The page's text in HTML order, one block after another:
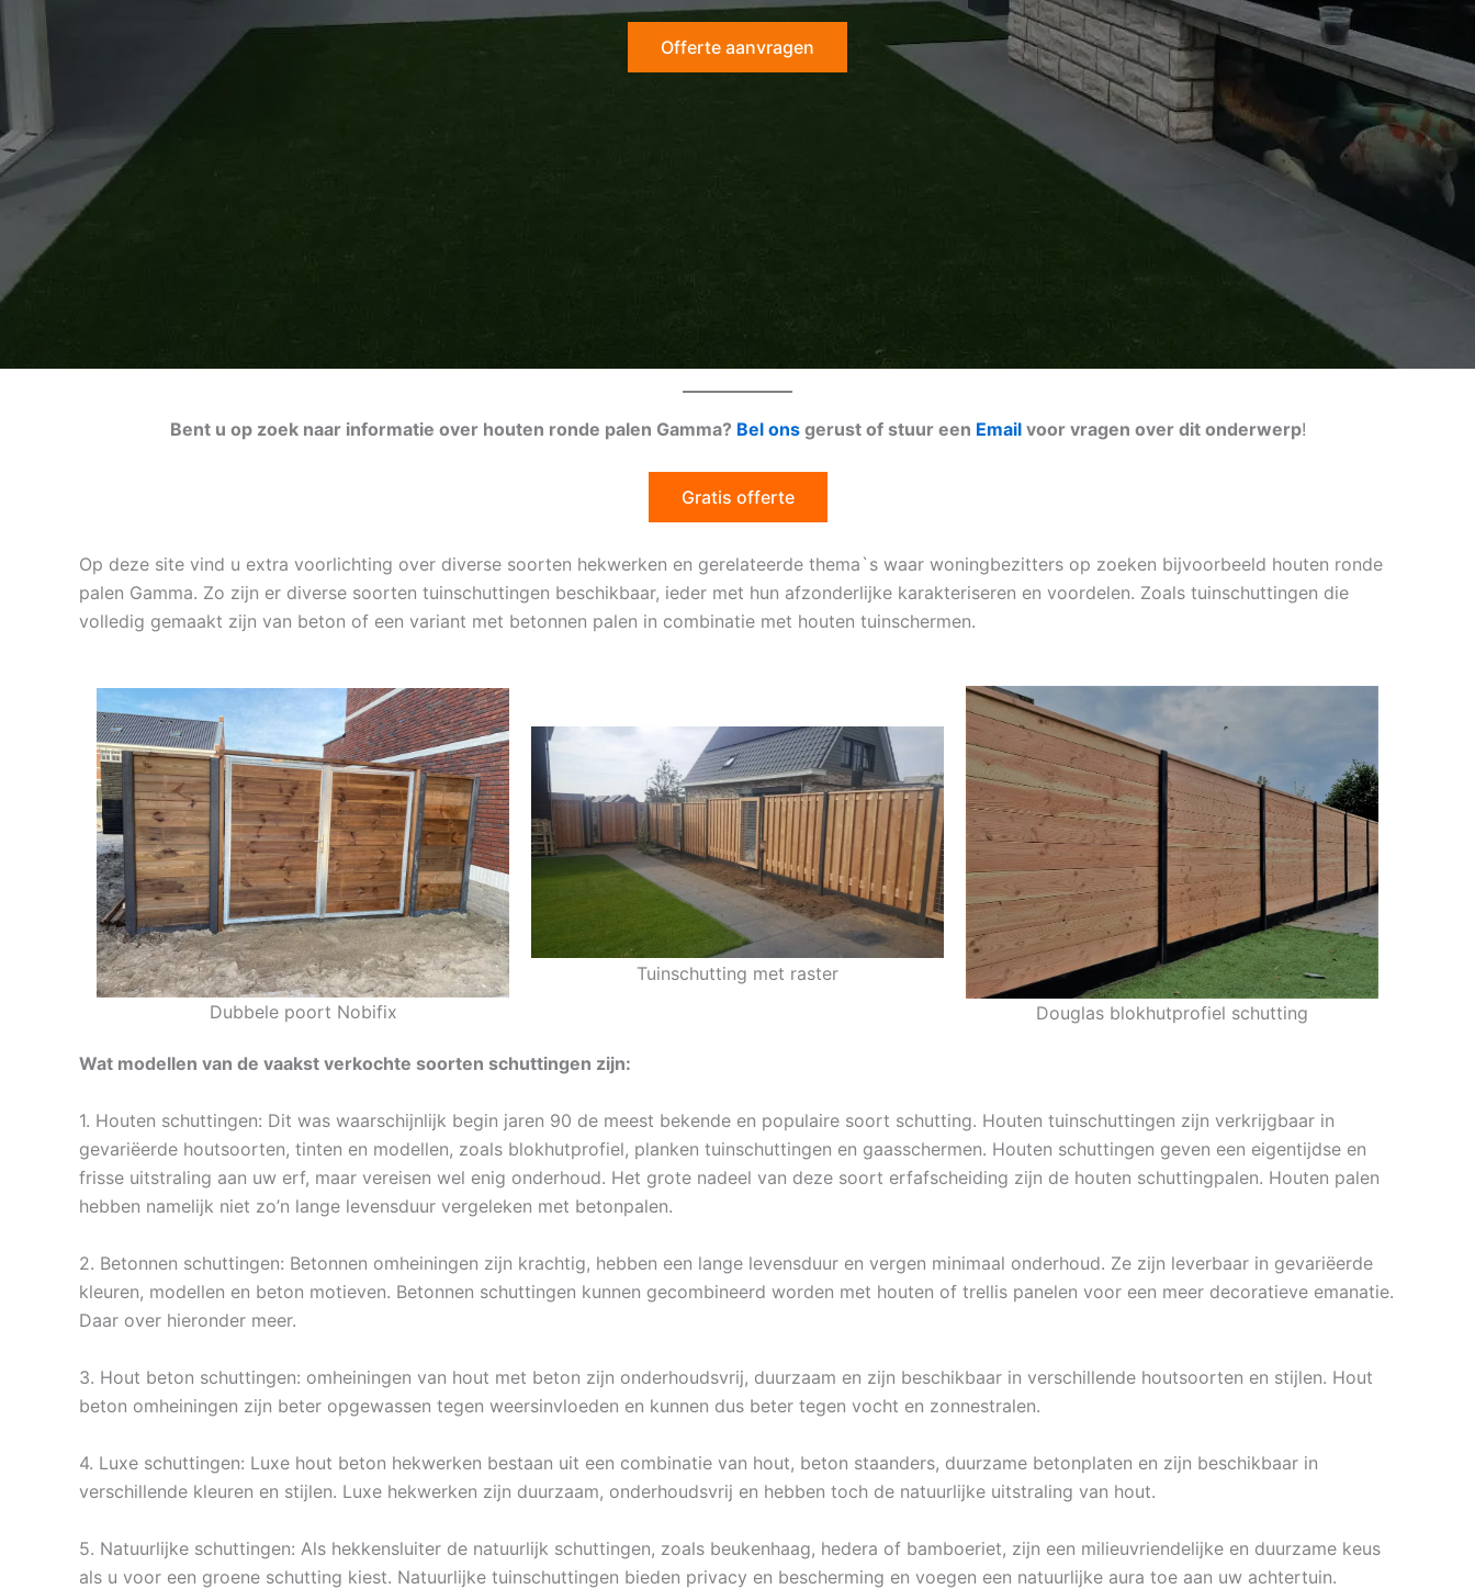
Offerte aanvragen
Bent u op zoek naar informatie over houten ronde palen Gamma? Bel onsgerust of stuur een Emailvoor vragen over dit onderwerp!
Gratis offerte
Op deze site vind u extra voorlichting over diverse soorten hekwerken en gerelateerde thema`s waar woningbezitters op zoeken bijvoorbeeld houten ronde
palen Gamma. Zo zijn er diverse soorten tuinschuttingen beschikbaar, ieder met hun afzonderlijke karakteriseren en voordelen. Zoals tuinschuttingen die
volledig gemaakt zijn van beton of een variant met betonnen palen in combinatie met houten tuinschermen.
Dubbele poort Nobifix
Tuinschutting met raster
Douglas blokhutprofiel schutting
Wat modellen van de vaakst verkochte soorten schuttingen zijn:
1. Houten schuttingen: Dit was waarschijnlijk begin jaren 90 de meest bekende en populaire soort schutting. Houten tuinschuttingen zijn verkrijgbaar in
gevariëerde houtsoorten, tinten en modellen, zoals blokhutprofiel, planken tuinschuttingen en gaasschermen. Houten schuttingen geven een eigentijdse en
frisse uitstraling aan uw erf, maar vereisen wel enig onderhoud. Het grote nadeel van deze soort erfafscheiding zijn de houten schuttingpalen. Houten palen
hebben namelijk niet zo’n lange levensduur vergeleken met betonpalen.
2. Betonnen schuttingen: Betonnen omheiningen zijn krachtig, hebben een lange levensduur en vergen minimaal onderhoud. Ze zijn leverbaar in gevariëerde
kleuren, modellen en beton motieven. Betonnen schuttingen kunnen gecombineerd worden met houten of trellis panelen voor een meer decoratieve emanatie.
Daar over hieronder meer.
3. Hout beton schuttingen: omheiningen van hout met beton zijn onderhoudsvrij, duurzaam en zijn beschikbaar in verschillende houtsoorten en stijlen. Hout
beton omheiningen zijn beter opgewassen tegen weersinvloeden en kunnen dus beter tegen vocht en zonnestralen.
4. Luxe schuttingen: Luxe hout beton hekwerken bestaan uit een combinatie van hout, beton staanders, duurzame betonplaten en zijn beschikbaar in
verschillende kleuren en stijlen. Luxe hekwerken zijn duurzaam, onderhoudsvrij en hebben toch de natuurlijke uitstraling van hout.
5. Natuurlijke schuttingen: Als hekkensluiter de natuurlijk schuttingen, zoals beukenhaag, hedera of bamboeriet, zijn een milieuvriendelijke en duurzame keus
als u voor een groene schutting kiest. Natuurlijke tuinschuttingen bieden privacy en bescherming en voegen een natuurlijke aura toe aan uw achtertuin.